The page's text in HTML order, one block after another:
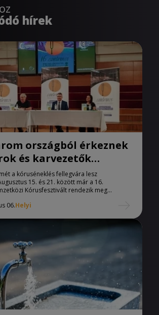
hírek
országból érkeznek
és karvezetők
a kóruséneklés fellegvára lesz
15. és 21. között már a 16.
Kórusfesztivált rendezik meg...
06.Helyi